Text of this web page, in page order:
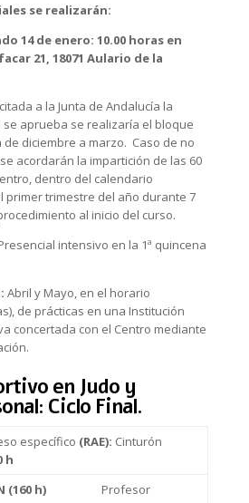
se realizarán:
14 de enero: 10.00 horas en
21, 18071 Aulario de la
a la Junta de Andalucía la
se aprueba se realizaría el bloque
diciembre a marzo. Caso de no
acordarán la impartición de las 60
dentro del calendario
primer trimestre del año durante 7
al inicio del curso.
intensivo en la 1ª quincena
Abril y Mayo, en el horario
de prácticas en una Institución
concertada con el Centro mediante
en Judo y
Ciclo Final.
específico (RAE): Cinturón
h
(160 h)
Profesor